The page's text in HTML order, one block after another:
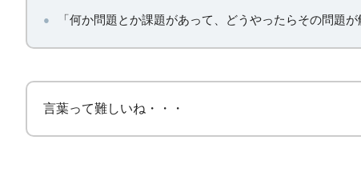
「何か問題とか課題があって、どうやったらその問題
言葉って難しいね・・・